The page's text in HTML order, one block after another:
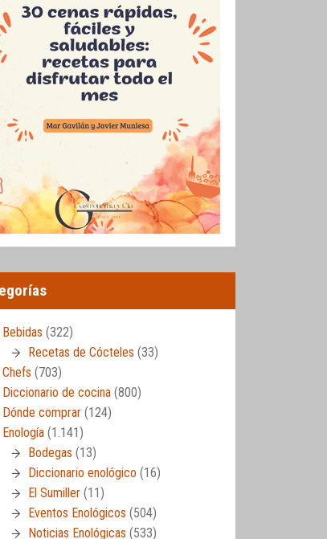
Bebidas (322)
Recetas de Cócteles (33)
Chefs (703)
Diccionario de cocina (800)
Dónde comprar (124)
Enología (1.141)
Bodegas (13)
Diccionario enológico (16)
El Sumiller (11)
Eventos Enológicos (504)
Noticias Enológicas (533)